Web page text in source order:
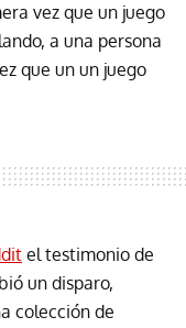
vez que un juego
a una persona
que un un juego
el testimonio de
un disparo,
colección de